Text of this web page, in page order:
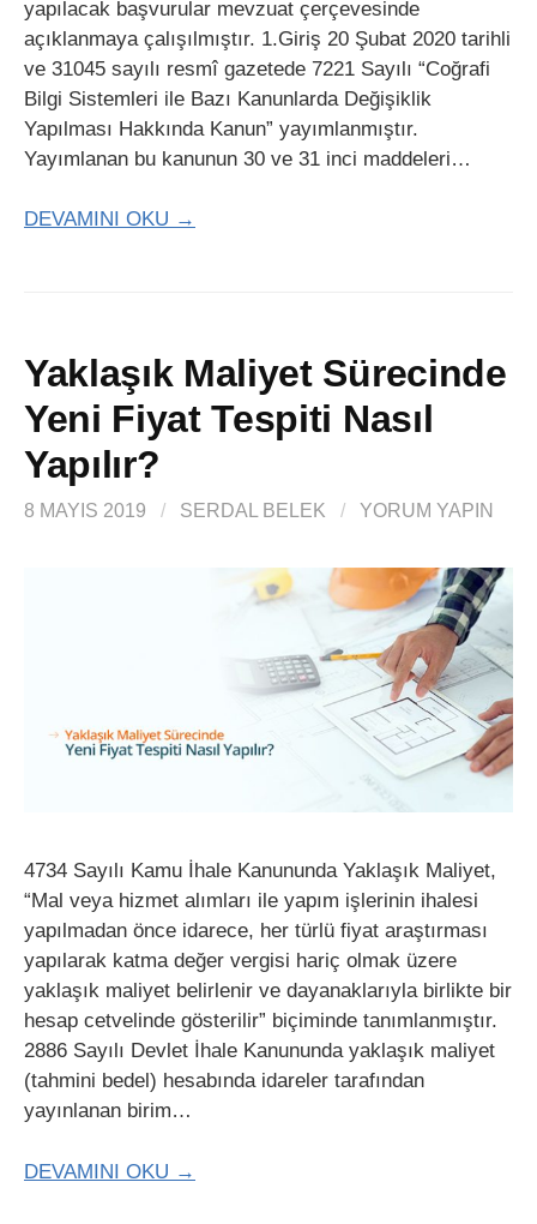
yapılacak başvurular mevzuat çerçevesinde
açıklanmaya çalışılmıştır. 1.Giriş 20 Şubat 2020 tarihli
ve 31045 sayılı resmî gazetede 7221 Sayılı “Coğrafi
Bilgi Sistemleri ile Bazı Kanunlarda Değişiklik
Yapılması Hakkında Kanun” yayımlanmıştır.
Yayımlanan bu kanunun 30 ve 31 inci maddeleri…
DEVAMINI OKU →
Yaklaşık Maliyet Sürecinde
Yeni Fiyat Tespiti Nasıl
Yapılır?
8 MAYIS 2019 / SERDAL BELEK / YORUM YAPIN
4734 Sayılı Kamu İhale Kanununda Yaklaşık Maliyet,
“Mal veya hizmet alımları ile yapım işlerinin ihalesi
yapılmadan önce idarece, her türlü fiyat araştırması
yapılarak katma değer vergisi hariç olmak üzere
yaklaşık maliyet belirlenir ve dayanaklarıyla birlikte bir
hesap cetvelinde gösterilir” biçiminde tanımlanmıştır.
2886 Sayılı Devlet İhale Kanununda yaklaşık maliyet
(tahmini bedel) hesabında idareler tarafından
yayınlanan birim…
DEVAMINI OKU →